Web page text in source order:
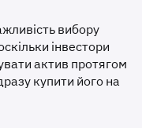
вибору
інвестори
актив протягом
купити його на